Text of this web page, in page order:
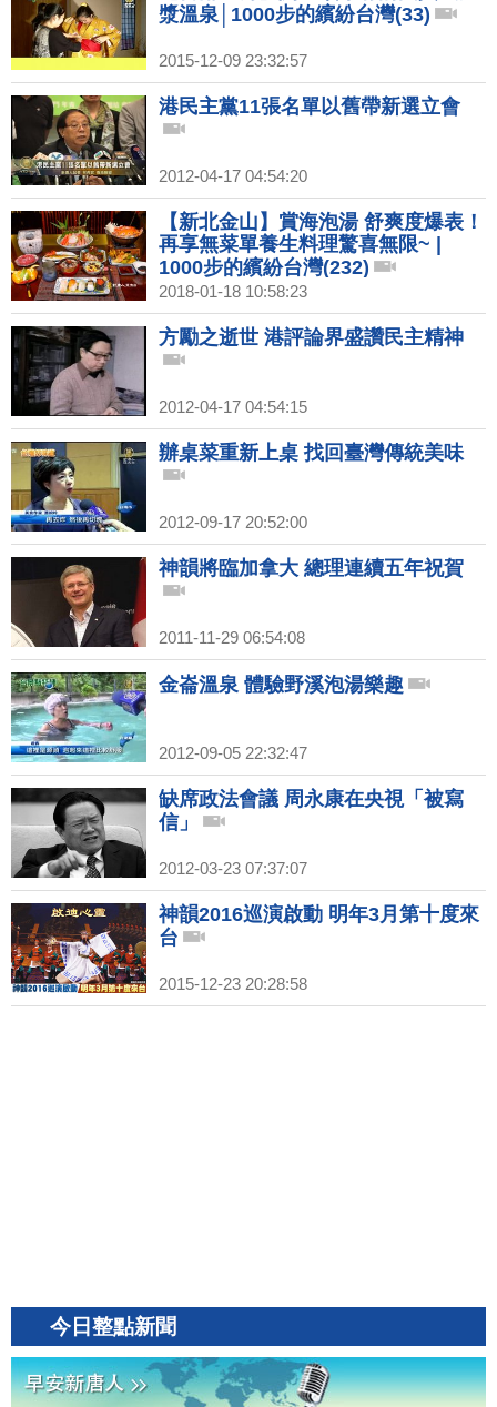
漿溫泉│1000步的繽紛台灣(33)
2015-12-09 23:32:57
港民主黨11張名單以舊帶新選立會
2012-04-17 04:54:20
【新北金山】賞海泡湯 舒爽度爆表！
再享無菜單養生料理驚喜無限~ |
1000步的繽紛台灣(232)
2018-01-18 10:58:23
方勵之逝世 港評論界盛讚民主精神
2012-04-17 04:54:15
辦桌菜重新上桌 找回臺灣傳統美味
2012-09-17 20:52:00
神韻將臨加拿大 總理連續五年祝賀
2011-11-29 06:54:08
金崙溫泉 體驗野溪泡湯樂趣
2012-09-05 22:32:47
缺席政法會議 周永康在央視「被寫
信」
2012-03-23 07:37:07
神韻2016巡演啟動 明年3月第十度來
台
2015-12-23 20:28:58
今日整點新聞